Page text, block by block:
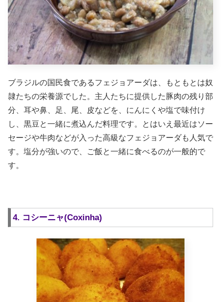
ブラジルの国民食であるフェジョアーダは、もともとは奴
隷たちの栄養源でした。主人たちに提供した豚肉の残り部
分、耳や鼻、足、尾、皮などを、にんにくや塩で味付け
し、黒豆と一緒に煮込んだ料理です。とはいえ最近はソー
セージや牛肉などが入った高級なフェジョアーダも人気で
す。塩分が強いので、ご飯と一緒に食べるのが一般的で
す。
4. コシーニャ(Coxinha)